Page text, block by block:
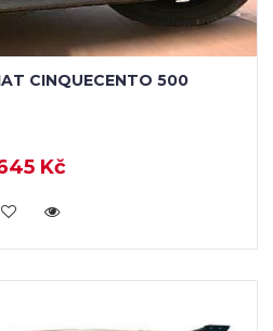
CINQUECENTO 500
Kč
KOUPIT